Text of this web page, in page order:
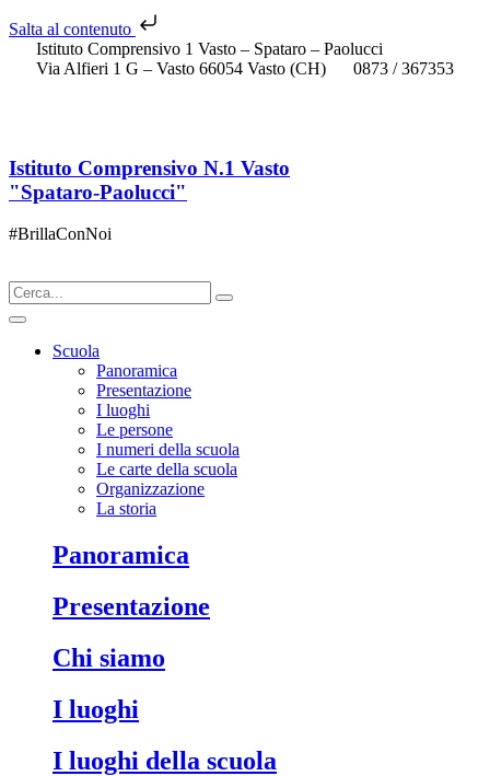
Salta al contenuto
Istituto Comprensivo 1 Vasto – Spataro – Paolucci
Via Alfieri 1 G – Vasto 66054 Vasto (CH)
0873 / 367353
Istituto Comprensivo N.1 Vasto
"Spataro-Paolucci"
#BrillaConNoi
Scuola
Panoramica
Presentazione
I luoghi
Le persone
I numeri della scuola
Le carte della scuola
Organizzazione
La storia
Panoramica
Presentazione
Chi siamo
I luoghi
I luoghi della scuola